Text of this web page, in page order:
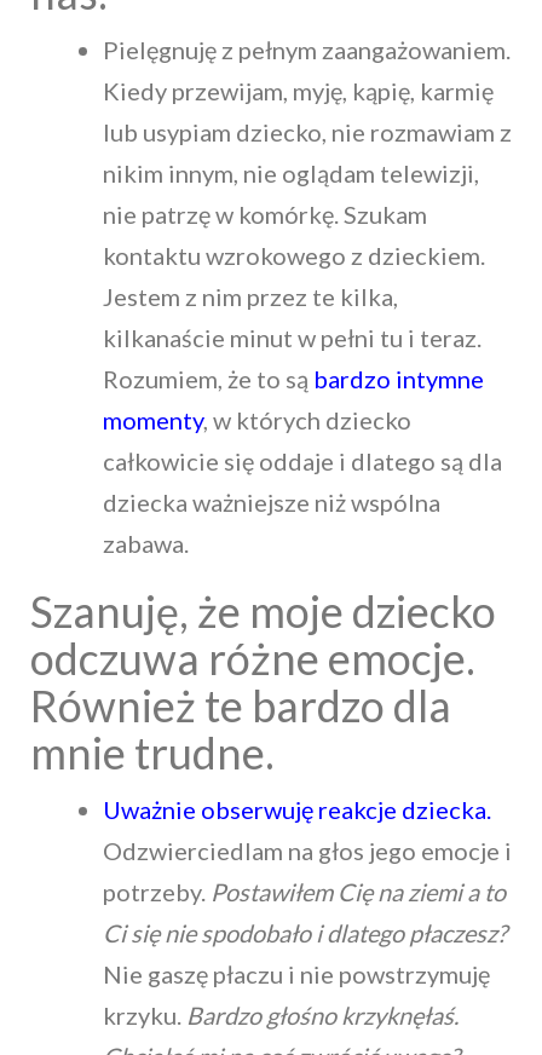
Pielęgnuję z pełnym zaangażowaniem.
Kiedy przewijam, myję, kąpię, karmię
lub usypiam dziecko, nie rozmawiam z
nikim innym, nie oglądam telewizji,
nie patrzę w komórkę. Szukam
kontaktu wzrokowego z dzieckiem.
Jestem z nim przez te kilka,
kilkanaście minut w pełni tu i teraz.
Rozumiem, że to są bardzo intymne
momenty, w których dziecko
całkowicie się oddaje i dlatego są dla
dziecka ważniejsze niż wspólna
zabawa.
Szanuję, że moje dziecko
odczuwa różne emocje.
Również te bardzo dla
mnie trudne.
Uważnie obserwuję reakcje dziecka.
Odzwierciedlam na głos jego emocje i
potrzeby. Postawiłem Cię na ziemi a to
Ci się nie spodobało i dlatego płaczesz?
Nie gaszę płaczu i nie powstrzymuję
krzyku. Bardzo głośno krzyknęłaś.